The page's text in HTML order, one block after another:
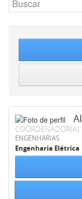
COORDENADOR(A)
ENGENHARIAS
Engenharia Elétrica